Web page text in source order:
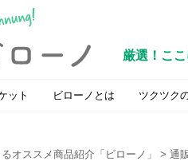
厳選！こ
ット ビローノとは ツクツク
オススメ商品紹介「ビローノ」 > 通販